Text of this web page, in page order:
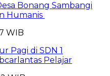
Bonang Sambangi
Humanis
WIB
Pagi di SDN 1
Pelajar